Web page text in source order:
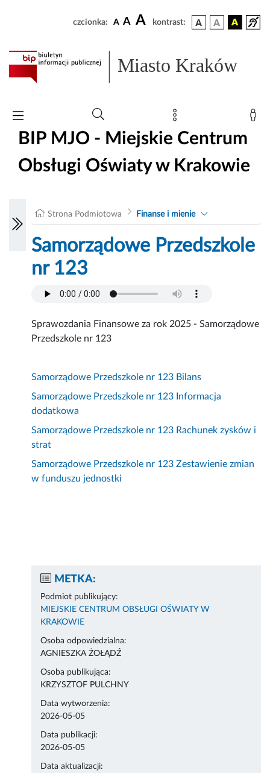
czcionka: A A A kontrast:
Miasto Kraków
BIP MJO - Miejskie Centrum
Obsługi Oświaty w Krakowie
Strona Podmiotowa Finanse i mienie
Samorządowe Przedszkole
nr 123
Sprawozdania Finansowe za rok 2025 - Samorządowe
Przedszkole nr 123
Samorządowe Przedszkole nr 123 Bilans
Samorządowe Przedszkole nr 123 Informacja
dodatkowa
Samorządowe Przedszkole nr 123 Rachunek zysków i
strat
Samorządowe Przedszkole nr 123 Zestawienie zmian
w funduszu jednostki
METKA:
Podmiot publikujący:
MIEJSKIE CENTRUM OBSŁUGI OŚWIATY W
KRAKOWIE
Osoba odpowiedzialna:
AGNIESZKA ŻOŁĄDŹ
Osoba publikująca:
KRZYSZTOF PULCHNY
Data wytworzenia:
2026-05-05
Data publikacji:
2026-05-05
Data aktualizacji: